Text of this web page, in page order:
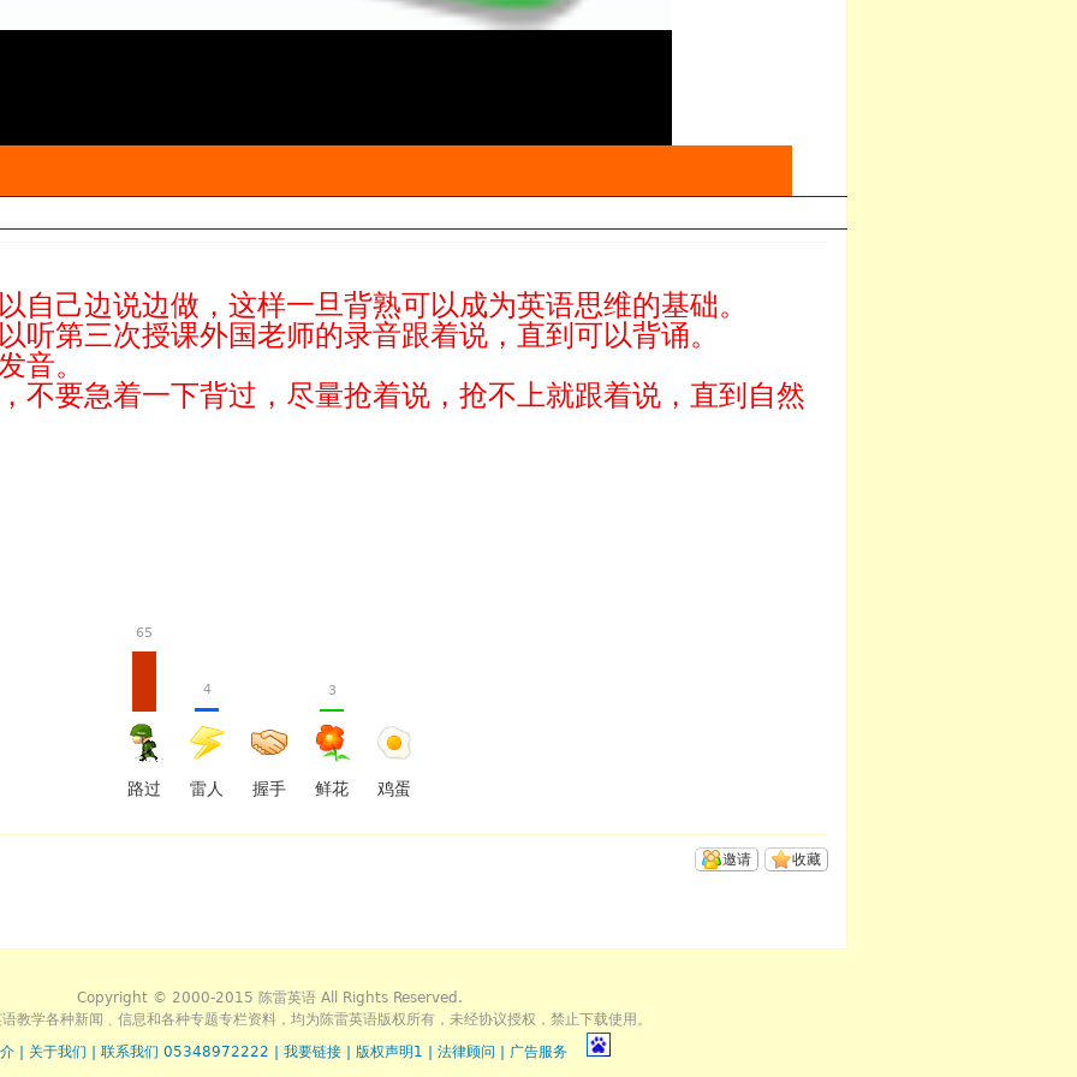
自己边说边做，这样一旦背熟可以成为英语思维的基础。
听第三次授课外国老师的录音跟着说，直到可以背诵。
音。
不要急着一下背过，尽量抢着说，抢不上就跟着说，直到自然
65
路过
4
雷人 握手
3
鲜花 鸡蛋
收藏
邀请
Copyright © 2000-2015 陈雷英语 All Rights Reserved.
教学各种新闻﹑信息和各种专题专栏资料，均为陈雷英语版权所有，未经协议授权，禁止下载使用。
关于我们 联系我们 05348972222 我要链接 版权声明1 法律顾问 广告服务